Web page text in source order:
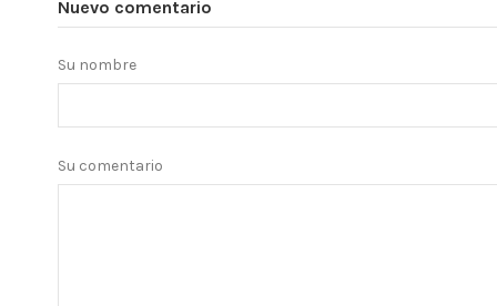
Nuevo comentario
Su nombre
Su comentario